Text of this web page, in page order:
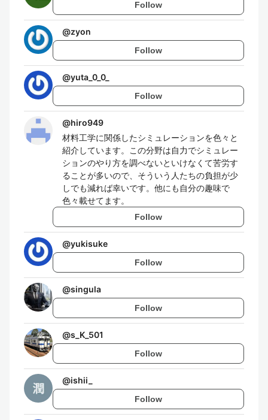
Follow
@zyon
Follow
@yuta_0_0_
Follow
@hiro949
材料工学に関係したシミュレーションを色々と
紹介しています。この分野は自力でシミュレー
ションのやり方を調べないといけなくて苦労す
ることが多いので、そういう人たちの負担が少
しでも減れば幸いです。他にも自分の趣味で
色々載せてます。
Follow
@yukisuke
Follow
@singula
Follow
@s_K_501
Follow
@ishii_
Follow